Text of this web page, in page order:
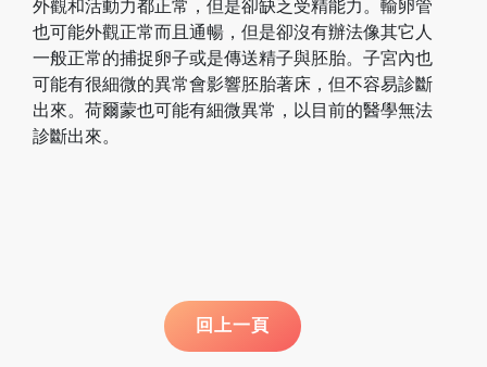
外觀和活動力都正常，但是卻缺乏受精能力。輸卵管
也可能外觀正常而且通暢，但是卻沒有辦法像其它人
一般正常的捕捉卵子或是傳送精子與胚胎。子宮內也
可能有很細微的異常會影響胚胎著床，但不容易診斷
出來。荷爾蒙也可能有細微異常，以目前的醫學無法
診斷出來。